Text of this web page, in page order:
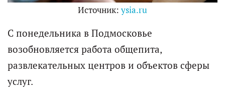
Источник:ysia.ru
С понедельника в Подмосковье
возобновляется работа общепита,
развлекательных центров и объектов сферы
услуг.